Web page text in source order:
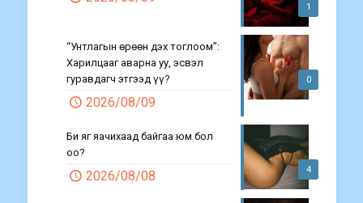
1
0
“Унтлагын өрөөн дэх тоглоом”:
Харилцааг аварна уу, эсвэл
гуравдагч этгээд үү?
2026/08/09
4
Би яг яачихаад байгаа юм бол
оо?
2026/08/08